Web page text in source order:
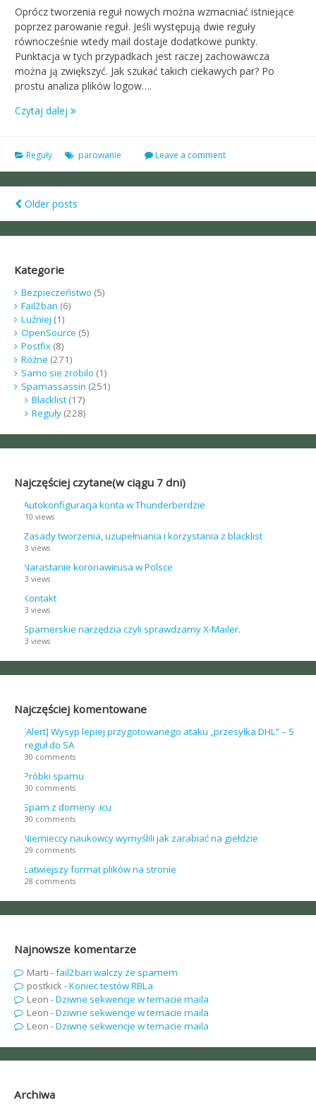
Oprócz tworzenia reguł nowych można wzmacniać istniejące
poprzez parowanie reguł. Jeśli występują dwie reguły
równocześnie wtedy mail dostaje dodatkowe punkty.
Punktacja w tych przypadkach jest raczej zachowawcza
można ją zwiększyć. Jak szukać takich ciekawych par? Po
prostu analiza plików logow….
Czytaj dalej
Reguły parowanie Leave a comment
Posts
Older posts
Kategorie
Bezpieczeństwo (5)
Fail2ban (6)
Luźniej (1)
OpenSource (5)
Postfix(8)
Różne (271)
Samo sie zrobilo (1)
Spamassassin (251)
Blacklist(17)
Reguły(228)
Najczęściej czytane(w ciągu 7 dni)
Autokonfiguracja konta w Thunderberdzie
10 views
Zasady tworzenia, uzupełniania i korzystania z blacklist
3 views
Narastanie koronawirusa w Polsce
3 views
Kontakt
3 views
Spamerskie narzędzia czyli sprawdzamy X-Mailer.
3 views
Najczęściej komentowane
[Alert] Wysyp lepiej przygotowanego ataku „przesyłka DHL” – 5
reguł do SA
30 comments
Próbki spamu
30 comments
Spam z domeny .icu
30 comments
Niemieccy naukowcy wymyślili jak zarabiać na giełdzie
29 comments
Łatwiejszy format plików na stronie
28 comments
Najnowsze komentarze
Marti -fail2ban walczy ze spamem
postkick -Koniec testów RBLa
Leon -Dziwne sekwencje w temacie maila
Leon -Dziwne sekwencje w temacie maila
Leon -Dziwne sekwencje w temacie maila
Archiwa